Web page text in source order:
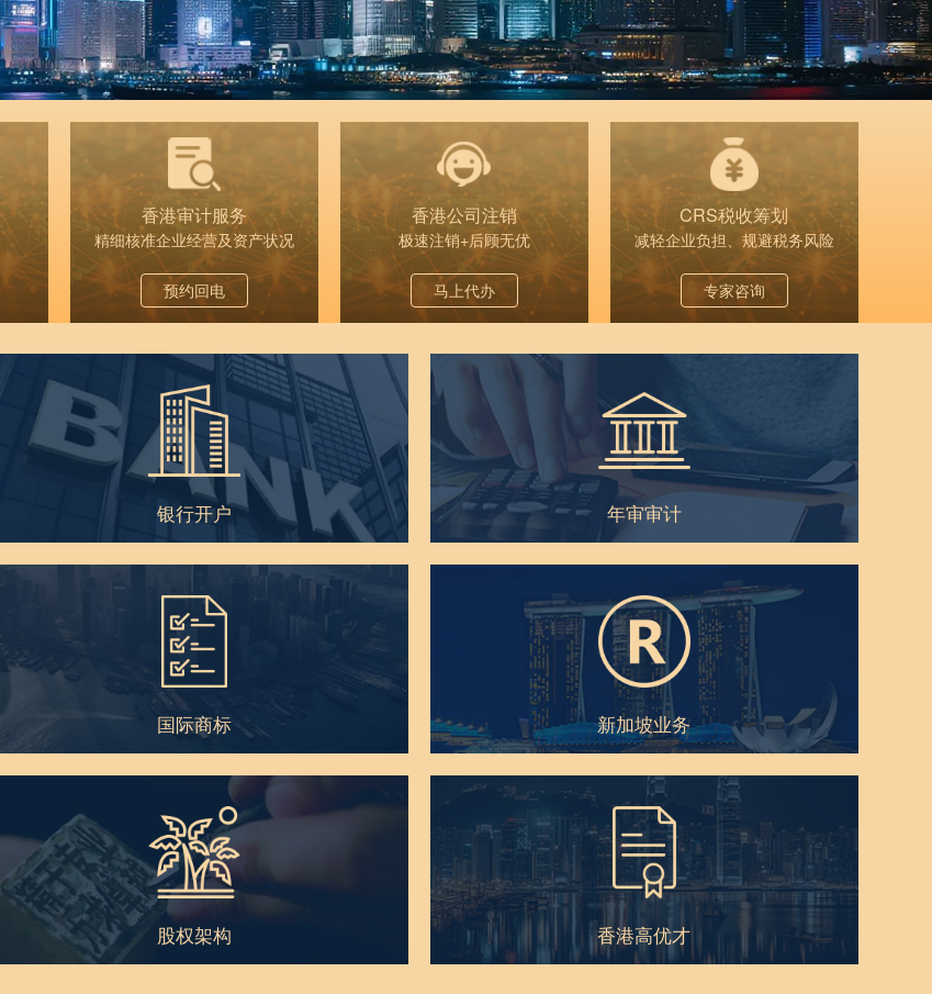
香港审计服务
精细核准企业经营及资产状况
预约回电
香港公司注销
极速注销+后顾无优
马上代办
CRS税收筹划
减轻企业负担、规避税务风险
专家咨询
银行开户 年审审计
国际商标 新加坡业务
股权架构 香港高优才